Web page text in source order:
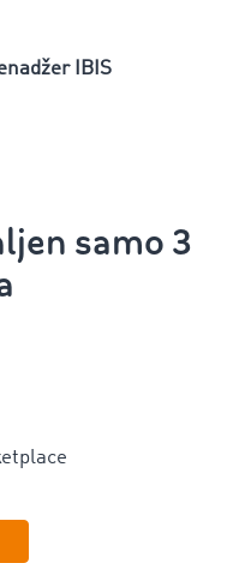
IBIS
samo 3